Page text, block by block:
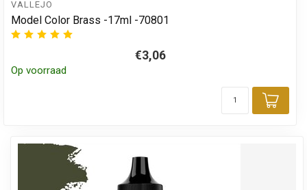
VALLEJO
Model Color Brass -17ml -70801
€3,06
Op voorraad